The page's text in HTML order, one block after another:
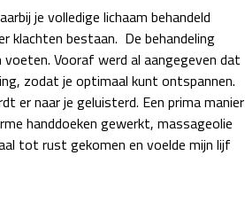
je volledige lichaam behandeld
klachten bestaan. De behandeling
Vooraf werd al aangegeven dat
zodat je optimaal kunt ontspannen.
er naar je geluisterd. Een prima manier
handdoeken gewerkt, massageolie
tot rust gekomen en voelde mijn lijf